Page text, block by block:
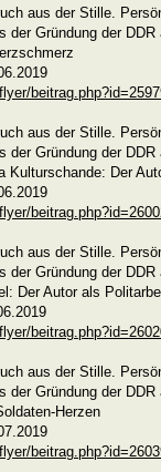
aus der Stille.
der Gründung der
aus der Stille.
der Gründung der
Kulturschande: Der
aus der Stille.
der Gründung der
Der Autor als
aus der Stille.
der Gründung der
Herzen